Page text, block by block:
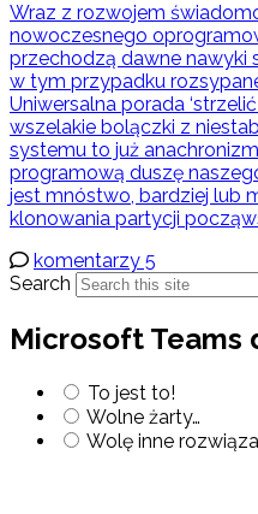
Wraz z rozwojem
nowoczesnego
przechodzą dawne nawyki
w tym przypadku
Uniwersalna porada
wszelakie bolączki z
systemu to już
programową duszę
jest mnóstwo, bardziej lub
klonowania partycji
komentarzy 5
Search
Microsoft Teams
To jest to!
Wolne żarty…
Wolę inne